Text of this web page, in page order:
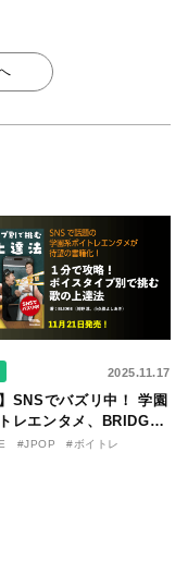
2025.11.17
】SNSでバズリ中！ 学園
レエンタメ、BRIDGE
教則本『１分で攻略！
イプ別で挑む歌の上達
#JPOP
#ボイトレ